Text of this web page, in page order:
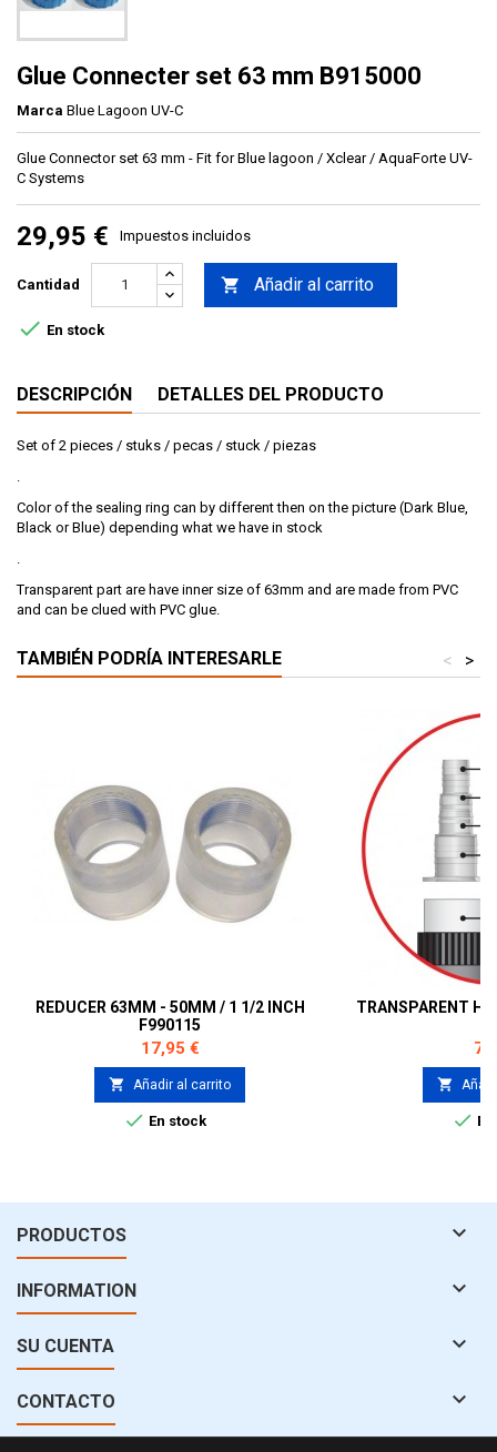
Glue Connecter set 63 mm B915000
Marca Blue Lagoon UV-C
Glue Connector set 63 mm - Fit for Blue lagoon / Xclear / AquaForte UV-
C Systems
29,95 € Impuestos incluidos
Cantidad  Añadir al carrito
 En stock
DESCRIPCIÓN DETALLES DEL PRODUCTO
Set of 2 pieces / stuks / pecas / stuck / piezas
Color of the sealing ring can by different then on the picture (Dark Blue,
Black or Blue) depending what we have in stock
Transparent part are have inner size of 63mm and are made from PVC
and can be clued with PVC glue.
TAMBIÉN PODRÍA INTERESARLE >
<
REDUCER 63MM - 50MM / 1 1/2 INCH
F990115
Precio
17,95 €
 Añadir al carrito
 En stock
TRANSPARENT


PRODUCTOS 
INFORMATION 
SU CUENTA 
CONTACTO 